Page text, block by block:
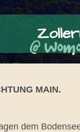
MAIN.
dem